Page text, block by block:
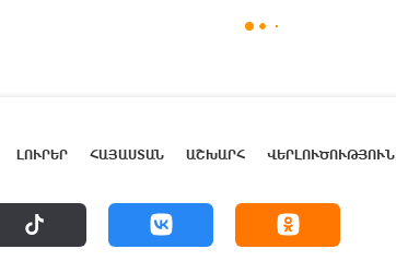
ԼՈՒՐԵՐ ՀԱՅԱՍՏԱՆ ԱՇԽԱՐՀ ՎԵՐԼՈՒԾՈՒԹՅՈՒՆ